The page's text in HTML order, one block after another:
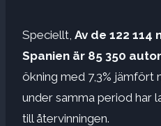
Speciellt, Av de 122 114
Spanien är 85 350
ökning med 7,3% jämfört
under samma period har
till återvinningen.